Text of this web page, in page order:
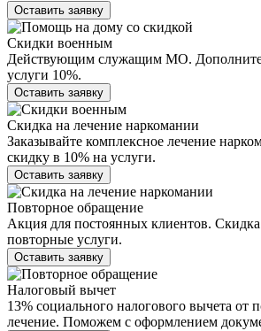
Оставить заявку
Скидки военным
Действующим служащим МО.
услуги 10%.
Оставить заявку
Скидка на лечение наркомании
Заказывайте комплексное лечение
скидку в 10% на услуги.
Оставить заявку
Повторное обращение
Акция для постоянных клиентов.
повторные услуги.
Оставить заявку
Налоговый вычет
13% социального налогового вычета от
лечение. Поможем с оформлением